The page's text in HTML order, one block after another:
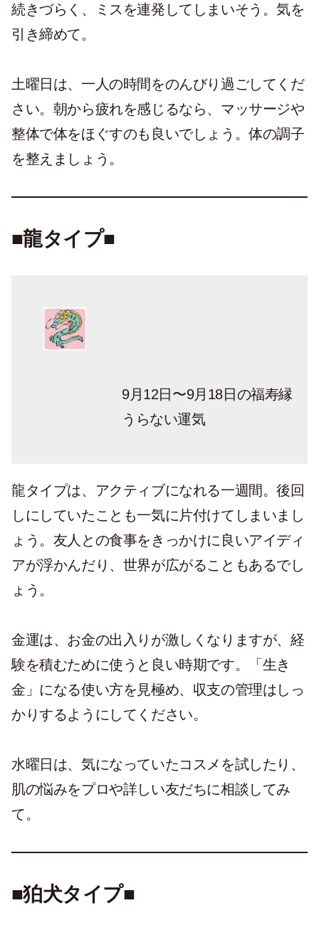
続きづらく、ミスを連発してしまいそう。気を
引き締めて。
土曜日は、一人の時間をのんびり過ごしてくだ
さい。朝から疲れを感じるなら、マッサージや
整体で体をほぐすのも良いでしょう。体の調子
を整えましょう。
■龍タイプ■
9月12日〜9月18日の福寿縁
うらない運気
龍タイプは、アクティブになれる一週間。後回
しにしていたことも一気に片付けてしまいまし
ょう。友人との食事をきっかけに良いアイディ
アが浮かんだり、世界が広がることもあるでし
ょう。
金運は、お金の出入りが激しくなりますが、経
験を積むために使うと良い時期です。「生き
金」になる使い方を見極め、収支の管理はしっ
かりするようにしてください。
水曜日は、気になっていたコスメを試したり、
肌の悩みをプロや詳しい友だちに相談してみ
て。
■狛犬タイプ■